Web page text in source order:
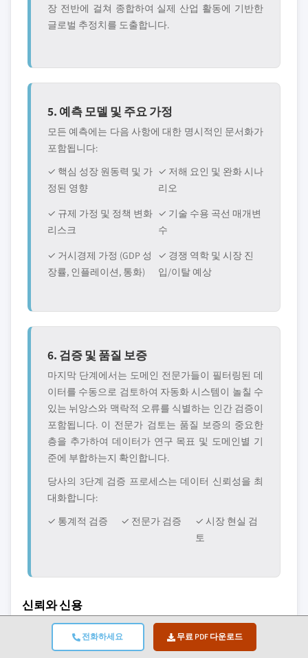
전화하세요 무료 PDF 다운로드
장 전반에 걸쳐 종합하여 실제 산업 활동에 기반한
글로벌 추정치를 도출합니다.
5. 예측 모델 및 주요 가정
모든 예측에는 다음 사항에 대한 명시적인 문서화가
포함됩니다:
✓ 핵심 성장 원동력 및 가
정된 영향
✓ 저해 요인 및 완화 시나
리오
✓ 규제 가정 및 정책 변화
리스크
✓ 기술 수용 곡선 매개변
수
✓ 거시경제 가정 (GDP 성
장률, 인플레이션, 통화)
✓ 경쟁 역학 및 시장 진
입/이탈 예상
6. 검증 및 품질 보증
마지막 단계에서는 도메인 전문가들이 필터링된 데
이터를 수동으로 검토하여 자동화 시스템이 놀칠 수
있는 뉘앙스와 맥락적 오류를 식별하는 인간 검증이
포함됩니다. 이 전문가 검토는 품질 보증의 중요한
층을 추가하여 데이터가 연구 목표 및 도메인별 기
준에 부합하는지 확인합니다.
당사의 3단계 검증 프로세스는 데이터 신뢰성을 최
대화합니다:
✓ 통계적 검증
✓ 전문가 검증
✓ 시장 현실 검
토
신뢰와 신용
10+ A+